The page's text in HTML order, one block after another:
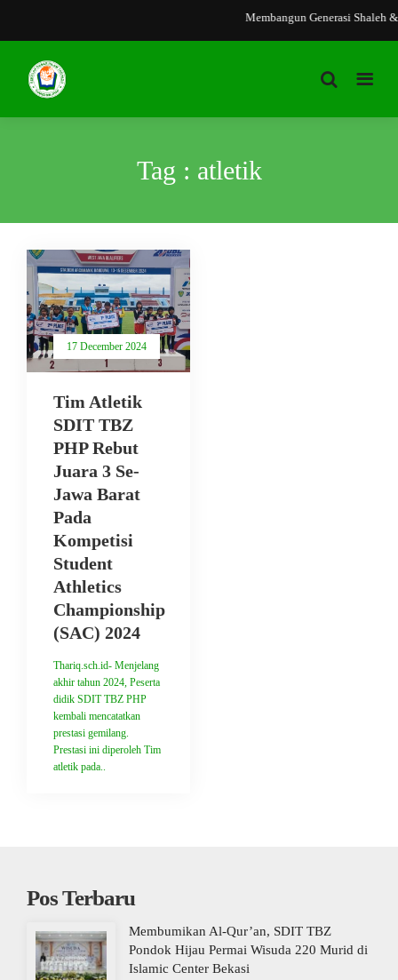
Membangun Generasi Shaleh &
Tag : atletik
17 December 2024
Tim Atletik
SDIT TBZ
PHP Rebut
Juara 3 Se-
Jawa Barat
Pada
Kompetisi
Student
Athletics
Championship
(SAC) 2024
Thariq.sch.id- Menjelang
akhir tahun 2024, Peserta
didik SDIT TBZ PHP
kembali mencatatkan
prestasi gemilang.
Prestasi ini diperoleh Tim
atletik pada..
Pos Terbaru
Membumikan Al-Qur’an, SDIT TBZ
Pondok Hijau Permai Wisuda 220 Murid di
Islamic Center Bekasi